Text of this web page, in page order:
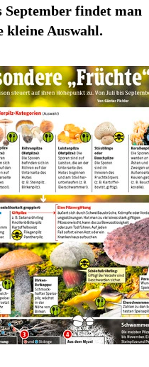
findet man
kleine Auswahl.